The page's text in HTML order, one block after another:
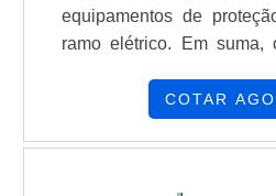
equipamentos de
ramo elétrico. Em suma,
integridade física dos
experientes é muito
COTAR